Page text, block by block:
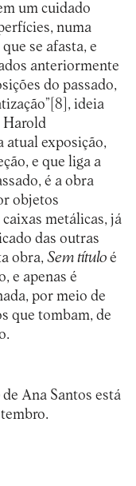
um cuidado
numa
que se afasta, e
anteriormente
do passado,
[8] , ideia
Harold
atual exposição,
e que liga a
é a obra
objetos
metálicas, já
das outras
obra, Sem títuloé
e apenas é
por meio de
que tombam, de
de Ana Santos está